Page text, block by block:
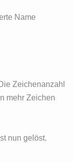
Name
Zeichenanzahl
mehr Zeichen
nun gelöst.